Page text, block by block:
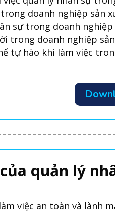
doanh nghiệp sản
sự trong doanh nghiệp
trong doanh nghiệp
tự hào khi làm việc
quản lý
việc an toàn và lành